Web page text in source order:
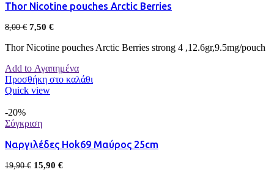
Thor Nicotine pouches Arctic Berries
8,00€ 7,50 €
Thor Nicotine pouches Arctic Berries strong 4 ,12.6gr,9.5mg/pouch
Add to Αγαπημένα
Προσθήκη στο καλάθι
Quick view
-20%
Σύγκριση
Ναργιλέδες Hok69 Μαύρος 25cm
19,90€ 15,90 €